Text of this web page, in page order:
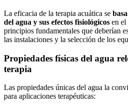
La eficacia de la terapia acuática se
del agua y sus efectos fisiológicos en el
principios fundamentales que deberían
las instalaciones y la selección de los
Propiedades físicas del agua
terapia
Las propiedades únicas del agua la
para aplicaciones terapéuticas: